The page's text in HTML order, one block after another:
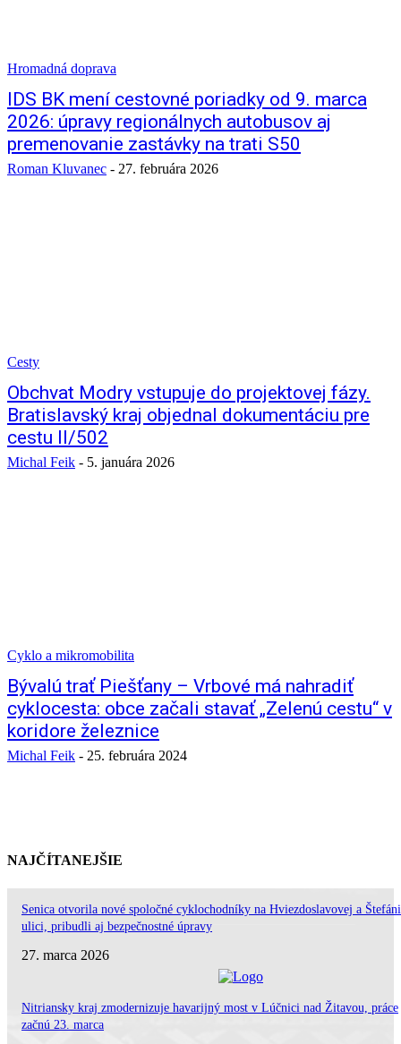
Hromadná doprava
IDS BK mení cestovné poriadky od 9. marca
2026: úpravy regionálnych autobusov aj
premenovanie zastávky na trati S50
Roman Kluvanec - 27. februára 2026
Cesty
Obchvat Modry vstupuje do projektovej fázy.
Bratislavský kraj objednal dokumentáciu pre
cestu II/502
Michal Feik - 5. januára 2026
Cyklo a mikromobilita
Bývalú trať Piešťany – Vrbové má nahradiť
cyklocesta: obce začali stavať „Zelenú cestu“ v
koridore železnice
Michal Feik - 25. februára 2024
NAJČÍTANEJŠIE
Senica otvorila nové spoločné cyklochodníky na Hviezdoslavovej a
ulici, pribudli aj bezpečnostné úpravy
27. marca 2026
Nitriansky kraj zmodernizuje havarijný most v Lúčnici nad Žitavou, práce
začnú 23. marca